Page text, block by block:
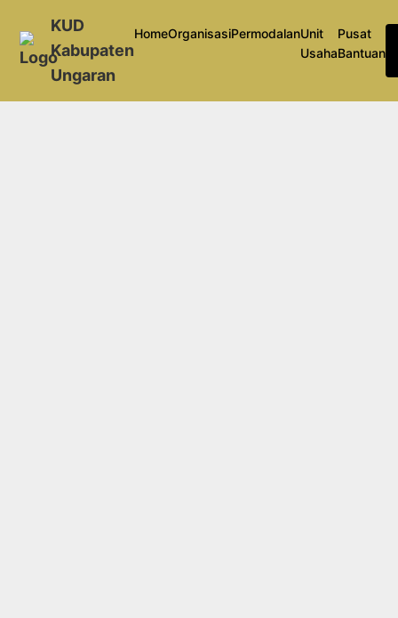
KUD
Kabupaten
Ungaran
HomeOrganisasiPermodalanUnit
Usaha
Pusat
Bantuan